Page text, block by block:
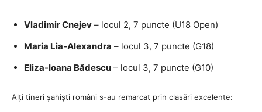
Vladimir Cnejev – locul 2, 7 puncte (U18 Open)
Maria Lia-Alexandra – locul 3, 7 puncte (G18)
Eliza-Ioana Bădescu – locul 3, 7 puncte (G10)
Alți tineri șahiști români s-au remarcat prin clasări excelente: